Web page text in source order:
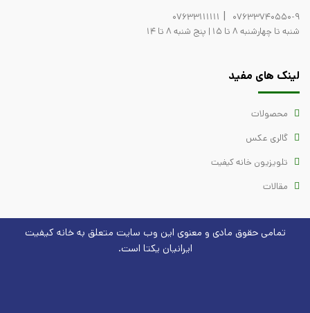
07633740550-9
|
07633111111
شنبه تا چهارشنبه 8 تا 15 | پنج شنبه 8 تا 14
لینک های مفید
محصولات
گالری عکس
تلویزیون خانه کیفیت
مقالات
تمامی حقوق مادی و معنوی این وب سایت متعلق بهخانه کیفیت
ایرانیان یکتا است.